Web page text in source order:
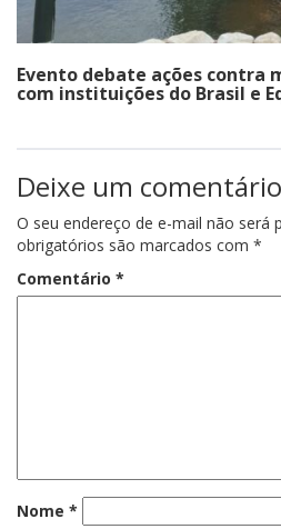
Evento debate ações contra
com instituições do Brasil e
Deixe um comentário
O seu endereço de e-mail não será
obrigatórios são marcados com *
Comentário *
Nome *